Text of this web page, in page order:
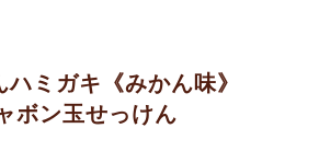
ミガキ《みかん味》
ボン玉せっけん